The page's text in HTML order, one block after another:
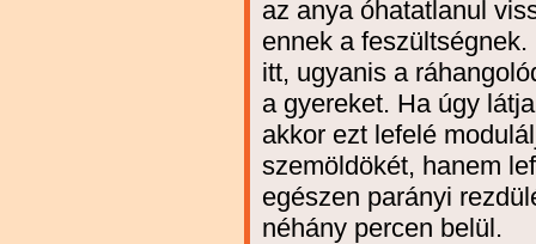
az anya óhatatlanul
ennek a
itt, ugyanis a
a gyereket. Ha úgy
akkor ezt lefelé
szemöldökét, hanem
egészen parányi
néhány percen belül.